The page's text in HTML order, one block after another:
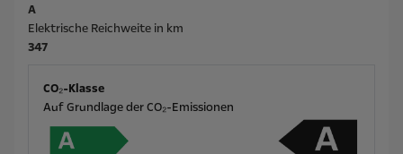
A
Elektrische Reichweite in km
347
CO₂-Klasse
Auf Grundlage der CO₂-Emissionen